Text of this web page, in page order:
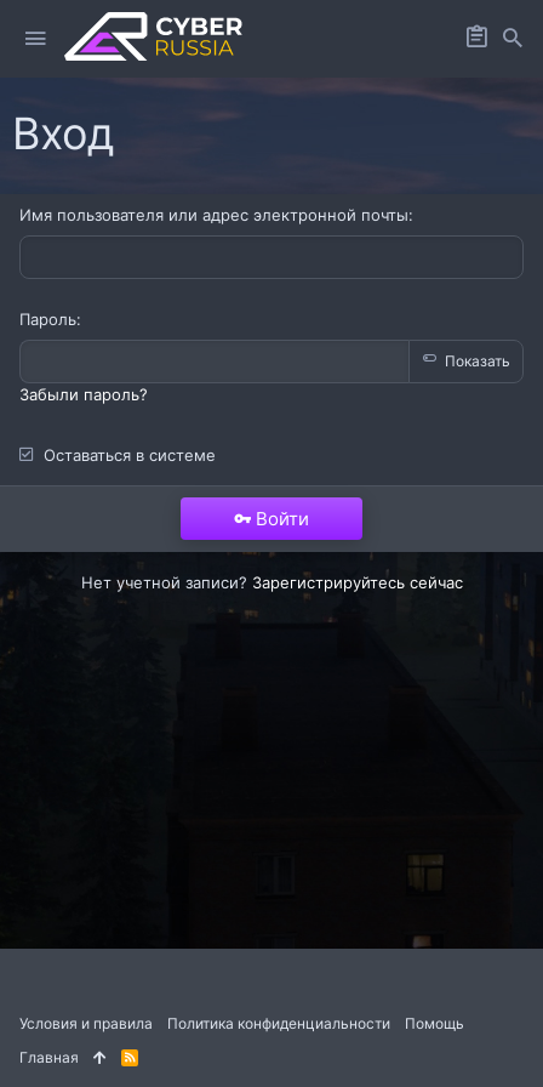
Вход
Имя пользователя или адрес электронной почты
Пароль
Показать
Забыли пароль?
Оставаться в системе
Войти
Нет учетной записи? Зарегистрируйтесь сейчас
Условия и правила Политика конфиденциальности
Помощь
Главная
R